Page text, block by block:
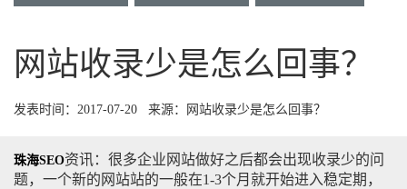
网站收录少是怎么回事？
发表时间：2017-07-20 来源：网站收录少是怎么回事？
珠海SEO资讯：很多企业网站做好之后都会出现收录少的问
题，一个新的网站站的一般在1-3个月就开始进入稳定期，